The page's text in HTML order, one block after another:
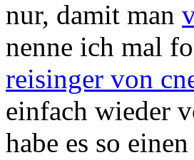
nur, damit man
nenne ich mal
reisinger von
einfach wieder
habe es so